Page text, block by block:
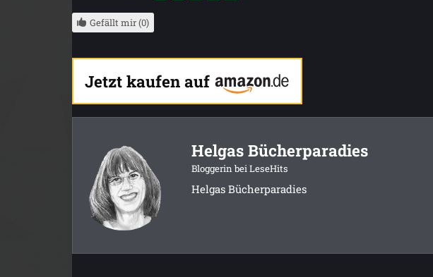
Gefällt mir (0)
Jetzt kaufen auf
Helgas Bücherparadies
Bloggerin bei LeseHits
Helgas Bücherparadies